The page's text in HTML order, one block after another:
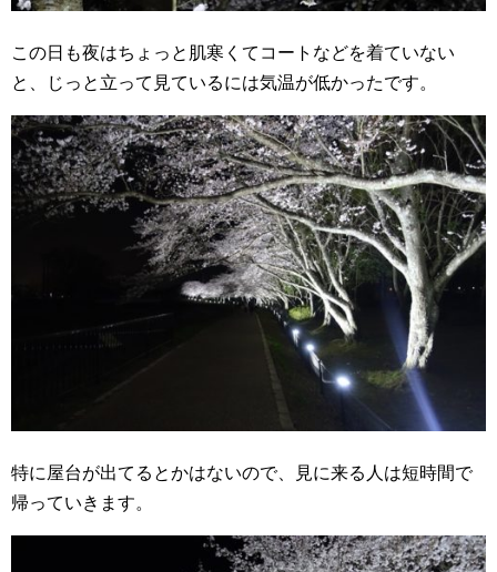
この日も夜はちょっと肌寒くてコートなどを着ていない
と、じっと立って見ているには気温が低かったです。
特に屋台が出てるとかはないので、見に来る人は短時間で
帰っていきます。